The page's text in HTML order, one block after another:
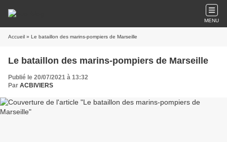
MENU
Accueil » Le bataillon des marins-pompiers de Marseille
Le bataillon des marins-pompiers de Marseille
Publié le 20/07/2021 à 13:32
Par ACBIVIERS